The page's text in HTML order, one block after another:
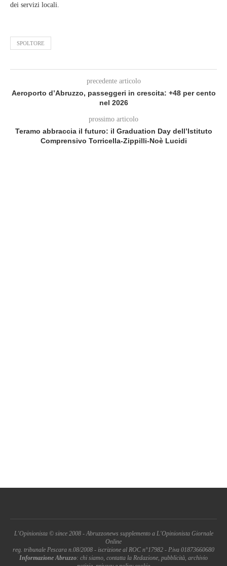
dei servizi locali.
SPOLTORE
precedente articolo
Aeroporto d’Abruzzo, passeggeri in crescita: +48 per cento
nel 2026
prossimo articolo
Teramo abbraccia il futuro: il Graduation Day dell’Istituto
Comprensivo Torricella‑Zippilli‑Noè Lucidi
L'Opinionista © since 2008 - Abruzzonews supplemento a L'Opinionista Giornale
Online
reg. tribunale Pescara n.08/2008 - iscrizione al ROC n°17982 - P.iva 01873660680
Informazione Abruzzo: chi siamo, contatta la Redazione, pubblicità, archivio